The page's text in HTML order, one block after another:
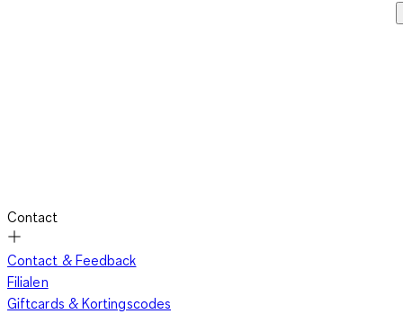
Contact
Contact & Feedback
Filialen
Giftcards & Kortingscodes